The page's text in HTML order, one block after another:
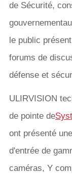
de Sécurité,
le public
forums de
défense et
ULIRVISION
de pointe de
ont présenté
d'entrée de
caméras, Y